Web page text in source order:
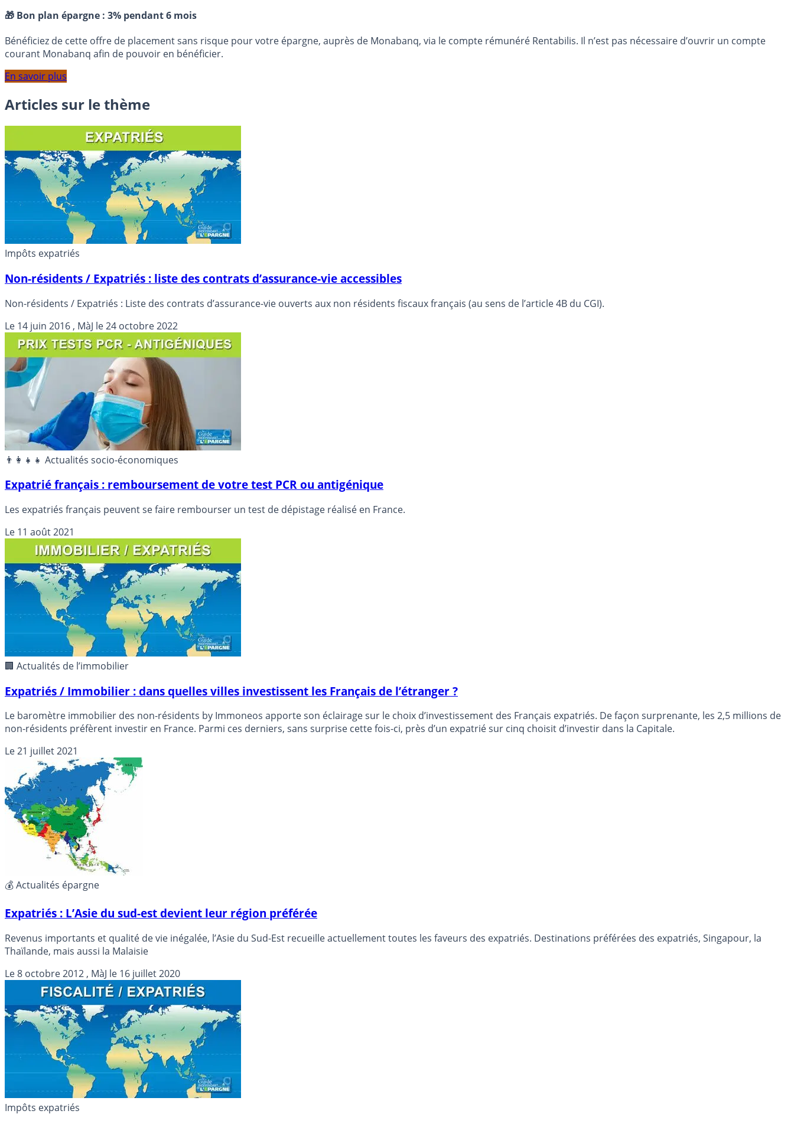
🎁 Bon plan épargne : 3% pendant 6 mois
Bénéficiez de cette offre de placement sans risque pour votre épargne, auprès de Monabanq, via le compte rémunéré Rentabilis. Il n’est pas nécessaire d’ouvrir un compte
courant Monabanq afin de pouvoir en bénéficier.
En savoir plus
Articles sur le thème
Impôts expatriés
Non-résidents / Expatriés : liste des contrats d’assurance-vie accessibles
Non-résidents / Expatriés : Liste des contrats d’assurance-vie ouverts aux non résidents fiscaux français (au sens de l’article 4B du CGI).
Le 14 juin 2016 , MàJ le24 octobre 2022
👨‍👩‍👧‍👧 Actualités socio-économiques
Expatrié français : remboursement de votre test PCR ou antigénique
Les expatriés français peuvent se faire rembourser un test de dépistage réalisé en France.
Le 11 août 2021
🏢 Actualités de l’immobilier
Expatriés / Immobilier : dans quelles villes investissent les Français de l’étranger ?
Le baromètre immobilier des non-résidents by Immoneos apporte son éclairage sur le choix d’investissement des Français expatriés. De façon surprenante, les 2,5 millions de
non-résidents préfèrent investir en France. Parmi ces derniers, sans surprise cette fois-ci, près d’un expatrié sur cinq choisit d’investir dans la Capitale.
Le21 juillet 2021
💰 Actualités épargne
Expatriés : L’Asie du sud-est devient leur région préférée
Revenus importants et qualité de vie inégalée, l’Asie du Sud-Est recueille actuellement toutes les faveurs des expatriés. Destinations préférées des expatriés, Singapour, la
Thaïlande, mais aussi la Malaisie
Le8 octobre 2012 , MàJ le 16 juillet 2020
Impôts expatriés